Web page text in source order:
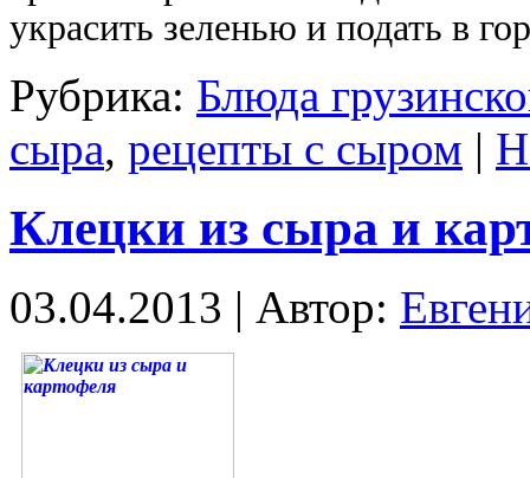
украсить зеленью и подать в
Рубрика: Блюда
сыра, рецепты с сыром |
Клецки из сыра и
03.04.2013 | Автор: